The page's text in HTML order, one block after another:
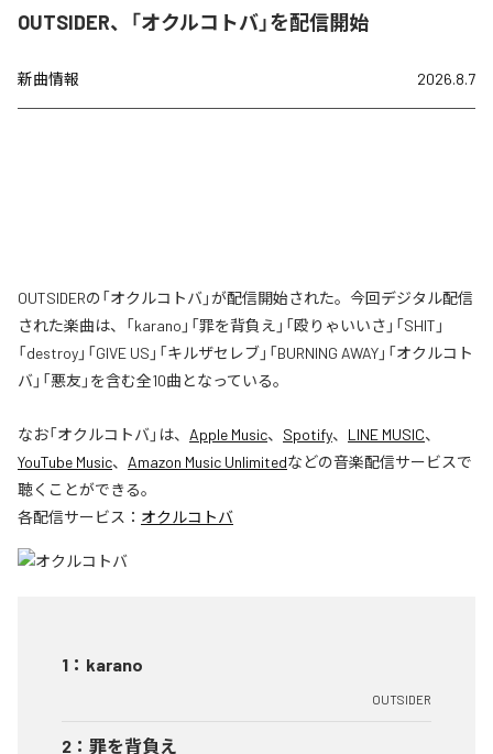
OUTSIDER、「オクルコトバ」を配信開始
新曲情報 2026.8.7
OUTSIDERの「オクルコトバ」が配信開始された。今回デジタル配信
された楽曲は、「karano」「罪を背負え」「殴りゃいいさ」「SHIT」
「destroy」「GIVE US」「キルザセレブ」「BURNING AWAY」「オクルコト
バ」「悪友」を含む全10曲となっている。
なお「オクルコトバ」は、 Apple Music、 Spotify、 LINE MUSIC、
YouTube Music、 Amazon Music Unlimitedなどの音楽配信サービスで
聴くことができる。
各配信サービス： オクルコトバ
1 ： karano
OUTSIDER
2 ： 罪を背負え